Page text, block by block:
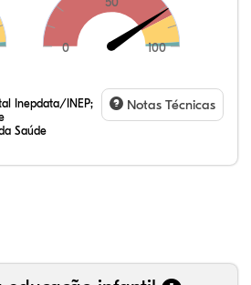
0 100
Inepdata/INEP;
Saúde
Notas Técnicas